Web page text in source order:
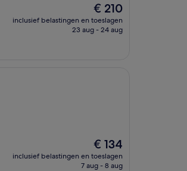
De
prijs
is
€ 210
inclusief belastingen en toeslagen
23 aug - 24 aug
De
prijs
is
€ 134
inclusief belastingen en toeslagen
7 aug - 8 aug